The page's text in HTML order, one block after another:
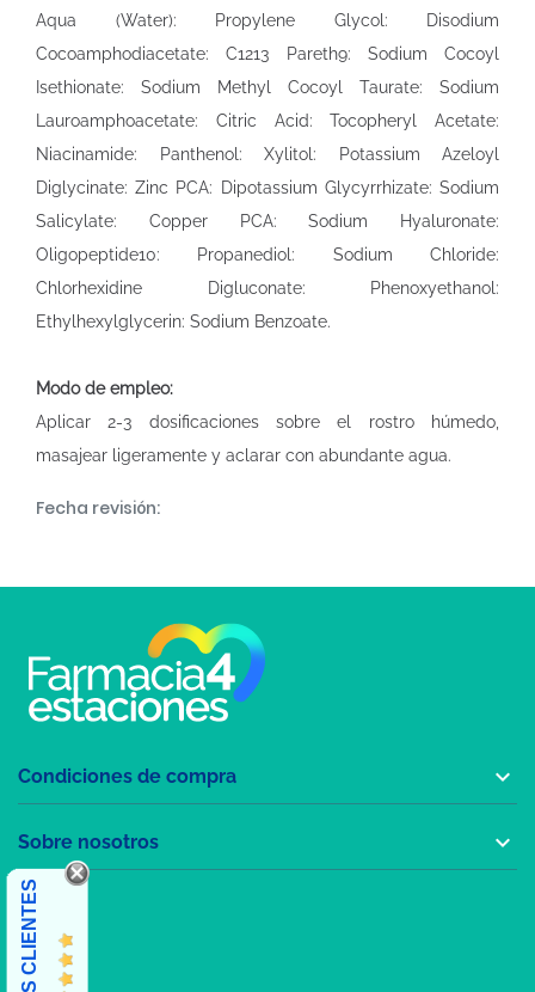
Aqua (Water): Propylene Glycol: Disodium
Cocoamphodiacetate: C1213 Pareth9: Sodium Cocoyl
Isethionate: Sodium Methyl Cocoyl Taurate: Sodium
Lauroamphoacetate: Citric Acid: Tocopheryl Acetate:
Niacinamide: Panthenol: Xylitol: Potassium Azeloyl
Diglycinate: Zinc PCA: Dipotassium Glycyrrhizate: Sodium
Salicylate: Copper PCA: Sodium Hyaluronate:
Oligopeptide10: Propanediol: Sodium Chloride:
Chlorhexidine Digluconate: Phenoxyethanol:
Ethylhexylglycerin: Sodium Benzoate.
Modo de empleo:
Aplicar 2-3 dosificaciones sobre el rostro húmedo,
masajear ligeramente y aclarar con abundante agua.
Fecha revisión:
Condiciones de compra 
Sobre nosotros 